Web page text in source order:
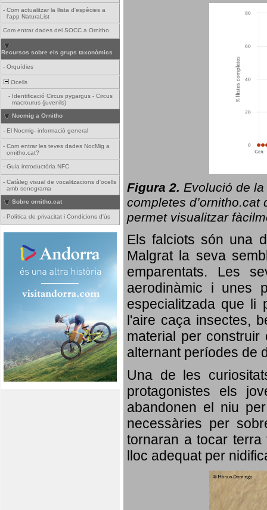
- Com actualitzar la llista d'espècies a
l'app NaturaList
Com entrar dades del SOCC a Ornitho
Recursos sobre els grups taxonòmics
- Orquídies
Ocells
- Identificació Circus pygargus - Circus
macrourus (juvenils)
Nocmig a Ornitho
- El Nocmig- informació general
- Com entrar les teves dades NocMig a
ornitho.cat?
- Guia introductòria NFC
- Catàleg visual de vocalitzacions d'ocells
amb sonograma
Sobre ornitho.cat
- Política de privacitat i Condicions d'ús
Figura 2. Evolució de la
completes d’ornitho.cat
permet visualitzar
Els falciots són una
Malgrat la seva
emparentats. Les
aerodinàmic i unes
especialitzada que li
l'aire caça insectes,
material per
alternant períodes de
Una de les
protagonistes els
abandonen el niu
necessàries per
tornaran a tocar
lloc adequat per